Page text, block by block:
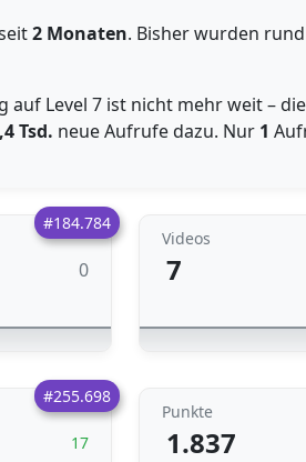
2 Monaten. Bisher wurden rund
auf Level 7 ist nicht mehr weit –
Tsd. neue Aufrufe dazu. Nur 1
#184.784
0
Videos
7
#255.698
17
Punkte
1.837